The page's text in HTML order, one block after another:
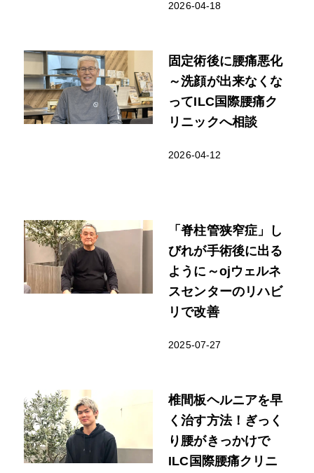
2026-04-18
固定術後に腰痛悪化
～洗顔が出来なくな
ってILC国際腰痛ク
リニックへ相談
2026-04-12
「脊柱管狭窄症」し
びれが手術後に出る
ように～ojウェルネ
スセンターのリハビ
リで改善
2025-07-27
椎間板ヘルニアを早
く治す方法！ぎっく
り腰がきっかけで
ILC国際腰痛クリニ